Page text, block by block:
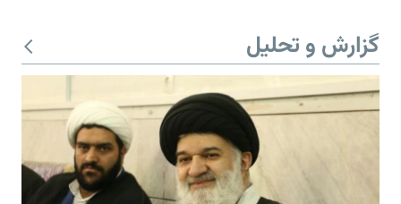
گزارش و تحلیل